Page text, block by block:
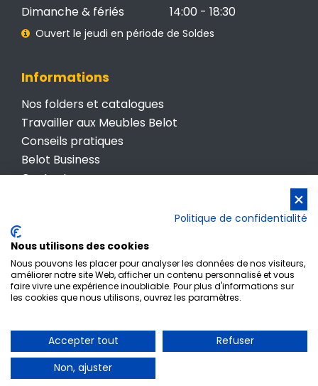
Dimanche & fériés
14:00 - 18:30
Ouvert le jeudi en période de Soldes
Informations
Nos folders et catalogues
Travailler aux Meubles Belot
Conseils pratiques
Belot Business
Contactez-nous
© Meubles Belot • TVA BE 0412 512 987
Powered bywww.meaweb.tech • Agence de
Politique de confidentialité
Nous utilisons des cookies
Nous pouvons les placer pour analyser les données de nos visiteurs,
améliorer notre site Web, afficher un contenu personnalisé et vous
faire vivre une expérience inoubliable. Pour plus d'informations sur
les cookies que nous utilisons, ouvrez les paramètres.
Accepter tout
Refuser
Non, ajuster